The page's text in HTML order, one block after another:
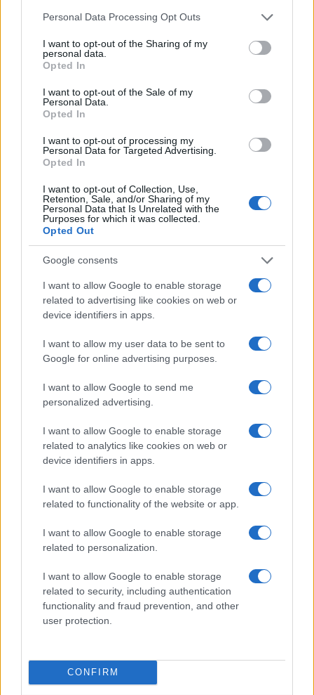
Please note that this website/app uses one or more Google
not limited to your visit or usage behaviour. You may click to
grant or deny consent to Google and its third-party tags to
use your data for below specified purposes in below Google
consent section.
Personal Data Processing Opt Outs
I want to opt-out of the Sharing of my
personal data.
Opted In
I want to opt-out of the Sale of my
Personal Data.
Opted In
I want to opt-out of processing my
Personal Data for Targeted Advertising.
Opted In
I want to opt-out of Collection, Use,
Retention, Sale, and/or Sharing of my
Personal Data that Is Unrelated with the
Purposes for which it was collected.
Opted Out
Google consents
I want to allow Google to enable storage
related to advertising like cookies on web or
device identifiers in apps.
I want to allow my user data to be sent to
Google for online advertising purposes.
I want to allow Google to send me
personalized advertising.
I want to allow Google to enable storage
related to analytics like cookies on web or
device identifiers in apps.
I want to allow Google to enable storage
related to functionality of the website or app.
I want to allow Google to enable storage
related to personalization.
I want to allow Google to enable storage
related to security, including authentication
functionality and fraud prevention, and other
user protection.
CONFIRM
της Ζωής μας
Οι άνθρωποι, οι αυθεντικές ιστορίες,
το ελληνικό καλοκαίρι και ένας
πολιτισμός που μας ενώνει κάθε μέρα.
ΟΣΑ ΧΡΕΙΑΖΕΣΑΙ
ΓΙΑ ΤΟ ΚΑΛΟΚΑΙΡΙ ΣΟΥ →
ΤΟ ΠΑΡΟΝ ΤΗΣ ΚΥΡΙΑΚΗΣ